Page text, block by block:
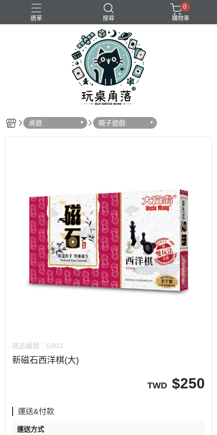
選單 搜尋
0
購物車
桌遊 親子遊戲
商品編號： G803
新磁石西洋棋(大)
TWD $250
運送&付款
運送方式